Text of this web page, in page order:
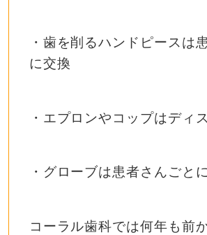
・歯を削るハンドピースは
に交換
・エプロンやコップはディ
・グローブは患者さんごと
コーラル歯科では何年も前